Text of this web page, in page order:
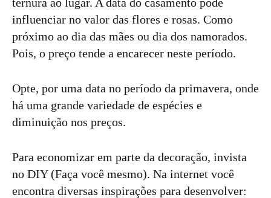
influenciar no valor das flores e rosas. Como
próximo ao dia das mães ou dia dos namorados.
Pois, o preço tende a encarecer neste período.
Opte, por uma data no período da primavera, onde
há uma grande variedade de espécies e
diminuição nos preços.
Para economizar em parte da decoração, invista
no DIY (Faça você mesmo). Na internet você
encontra diversas inspirações para desenvolver: